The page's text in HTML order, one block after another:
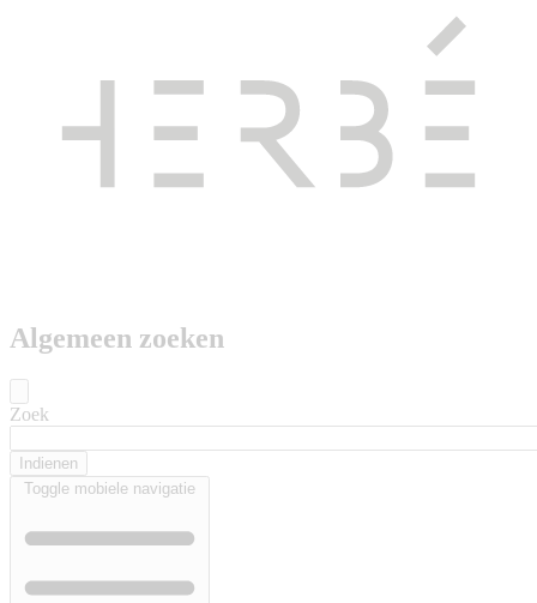
Algemeen zoeken
Zoek
Toggle mobiele navigatie